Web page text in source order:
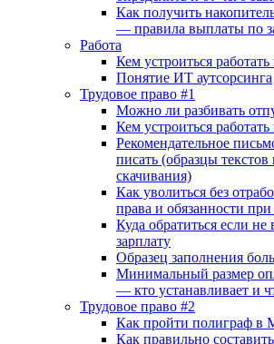
Как получить
— правила выплаты по
Работа
Кем устроиться работать
Понятие ИТ аутсорсинга
Трудовое право #1
Можно ли разбивать
Кем устроиться работать
Рекомендательное
писать (образцы
скачивания)
Как уволиться без
права и обязанности
Куда обратиться если
зарплату
Образец заполнения
Минимальный размер
— кто устанавливает и
Трудовое право #2
Как пройти полиграф в
Как правильно